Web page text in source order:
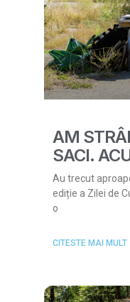
AM
SACI.
Au trecut
ediție a Zilei de
o
CITESTE MAI MULT